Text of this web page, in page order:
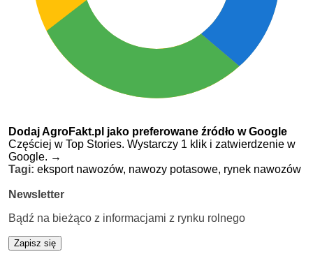
Dodaj AgroFakt.pl jako preferowane źródło w Google
Częściej w Top Stories. Wystarczy 1 klik i zatwierdzenie w
Google. →
Tagi: eksport nawozów, nawozy potasowe, rynek nawozów
Newsletter
Bądź na bieżąco z informacjami z rynku rolnego
Zapisz się